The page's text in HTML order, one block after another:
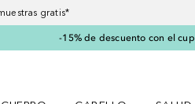
gratis*
-15% de descuento con el